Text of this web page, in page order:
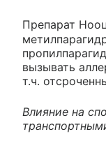
Препарат
вызывать
т.ч.
Влияние на